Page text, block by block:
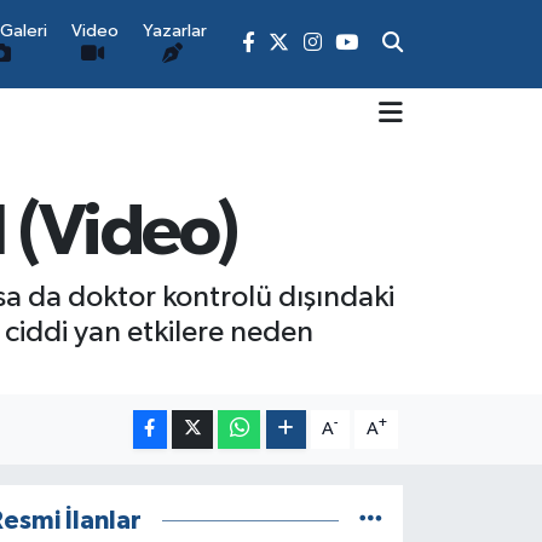
Video Yazarlar
(Video)
da doktor kontrolü dışındaki
ciddi yan etkilere neden
A- A+
İlanlar